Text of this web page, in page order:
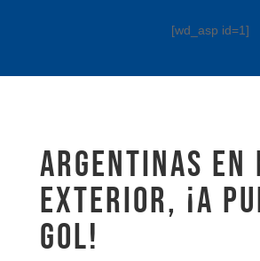
[wd_asp id=1]
Argentinas en
exterior, ¡A
gol!